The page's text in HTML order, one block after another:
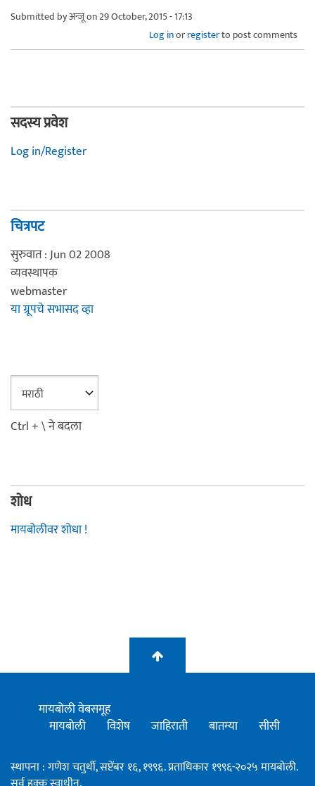
Submitted byअन्जूon 29 October, 2015 - 17:13
Log inorregisterto post comments
सदस्य प्रवेश
Log in/Register
चित्रपट
सुरुवात : Jun 02 2008
व्यवस्थापक
webmaster
या ग्रूपचे सभासद व्हा
Ctrl + \ ने बदला
शोध
मायबोलीवर शोधा !
मायबोली वेबसमूह
मायबोली
विशेष जाहिराती बातम्या सीसी
स्थापना : गणेश चतुर्थी, सप्टेंबर १६, १९९६. प्रताधिकार १९९६-२०२५ मायबोली.